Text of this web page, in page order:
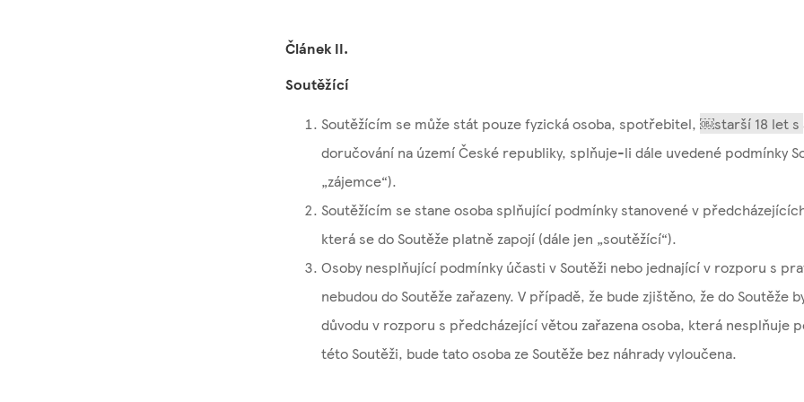
Článek II.
Soutěžící
Soutěžícím se může stát pouze fyzická osoba, spotřebitel, ​ ￼starší 18 let s
doručování na území České republiky, splňuje-li dále uvedené podmínky
„zájemce“).
Soutěžícím se stane osoba splňující podmínky stanovené v
která se do Soutěže platně zapojí (dále jen „soutěžící“).
Osoby nesplňující podmínky účasti v Soutěži nebo jednající v rozporu s
nebudou do Soutěže zařazeny. V případě, že bude zjištěno, že do Soutěže
důvodu v rozporu s předcházející větou zařazena osoba, která nesplňuje
této Soutěži, bude tato osoba ze Soutěže bez náhrady vyloučena.